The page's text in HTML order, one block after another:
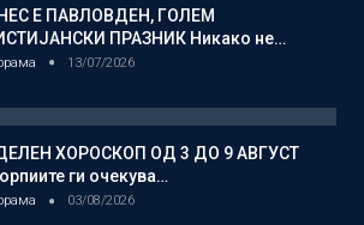
Е ПАВЛОВДЕН, ГОЛЕМ
ПРАЗНИК Никако не…
13/07/2026
ХОРОСКОП ОД 3 ДО 9 АВГУСТ
ги очекува…
03/08/2026